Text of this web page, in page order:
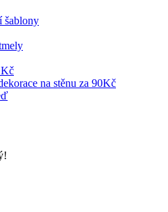
šablony
Kč
na stěnu za 90Kč